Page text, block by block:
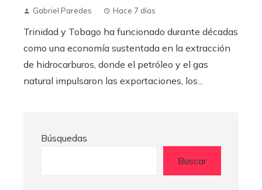
Gabriel Paredes Hace 7 días
Trinidad y Tobago ha funcionado durante décadas
como una economía sustentada en la extracción
de hidrocarburos, donde el petróleo y el gas
natural impulsaron las exportaciones, los...
Búsquedas
Buscar